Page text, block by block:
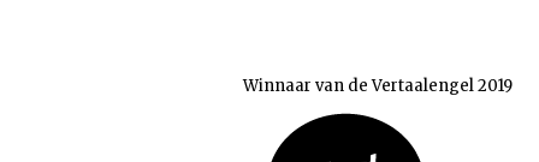
Winnaar van de Vertaalengel 2019